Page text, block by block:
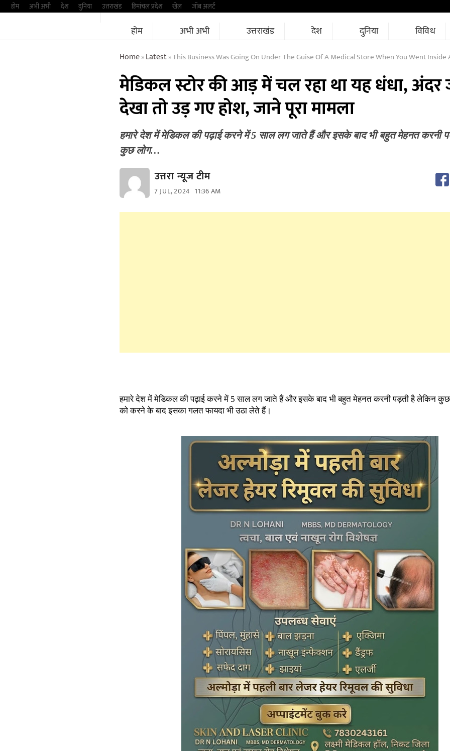
Skipहोम अभी अभी देश दुनिया उत्तराखंड हिमांचल प्रदेश खेल जॉब अलर्ट
होम अभी अभी उत्तराखंड देश दुनिया विविध
Home»Latest»This Business Was Going On Under The Guise Of A Medical Store When You Went Inside And Saw You Were Shocked
मेडिकल स्टोर की आड़ में चल रहा था यह धंधा, अंदर
देखा तो उड़ गए होश, जाने पूरा मामला
हमारे देश में मेडिकल की पढ़ाई करने में 5 साल लग जाते हैं और इसके बाद भी बहुत मेहनत करनी
कुछ लोग…
उत्तरा न्यूज टीम
7 JUL, 2024 11:36 AM
हमारे देश में मेडिकल की पढ़ाई करने में 5 साल लग जाते हैं और इसके बाद भी बहुत मेहनत करनी पड़ती है लेकिन कुछ
को करने के बाद इसका गलत फायदा भी उठा लेते हैं।